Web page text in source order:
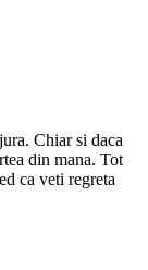
Chiar si daca
din mana. Tot
ca veti regreta